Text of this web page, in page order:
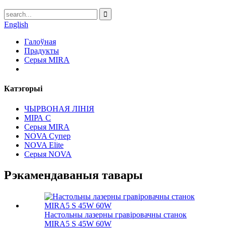
English
Галоўная
Прадукты
Серыя MIRA
Катэгорыі
ЧЫРВОНАЯ ЛІНІЯ
МІРА С
Серыя MIRA
NOVA Супер
NOVA Elite
Серыя NOVA
Рэкамендаваныя тавары
Настольны лазерны гравіровачны станок
MIRA5 S 45W 60W